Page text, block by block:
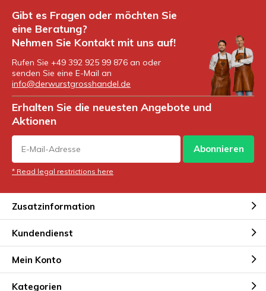
Gibt es Fragen oder möchten Sie
eine Beratung?
Nehmen Sie Kontakt mit uns auf!
Rufen Sie +49 392 925 99 876 an oder
senden Sie eine E-Mail an
info@derwurstgrosshandel.de
Erhalten Sie die neuesten Angebote und
Aktionen
Abonnieren
* Read legal restrictions here
Zusatzinformation
Kundendienst
Mein Konto
Kategorien